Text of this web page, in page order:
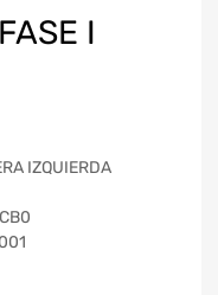
I
IZQUIERDA